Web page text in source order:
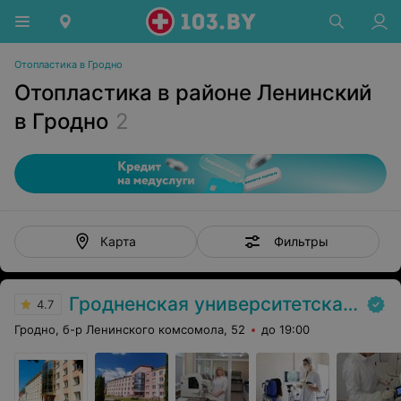
Отопластика в Гродно
Отопластика в районе Ленинский
в Гродно 2
Карта Фильтры
4.7 Гродненская университетская клиника
Гродно, б-р Ленинского комсомола, 52 до 19:00